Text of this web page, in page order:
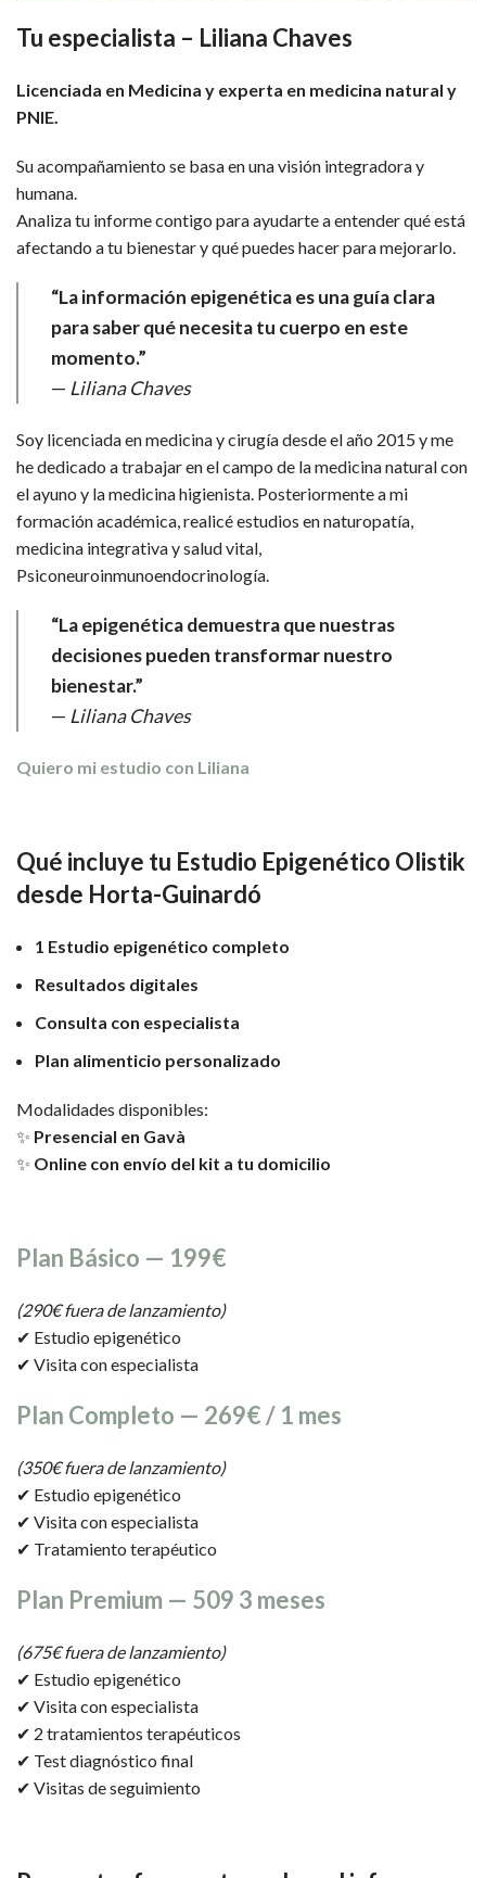
Tu especialista – Liliana Chaves
Licenciada en Medicina y experta en medicina natural y
PNIE.
Su acompañamiento se basa en una visión integradora y
humana.
Analiza tu informe contigo para ayudarte a entender qué está
afectando a tu bienestar y qué puedes hacer para mejorarlo.
“La información epigenética es una guía clara
para saber qué necesita tu cuerpo en este
momento.”
— Liliana Chaves
Soy licenciada en medicina y cirugía desde el año 2015 y me
he dedicado a trabajar en el campo de la medicina natural con
el ayuno y la medicina higienista. Posteriormente a mi
formación académica, realicé estudios en naturopatía,
medicina integrativa y salud vital,
Psiconeuroinmunoendocrinología.
“La epigenética demuestra que nuestras
decisiones pueden transformar nuestro
bienestar.”
— Liliana Chaves
Quiero mi estudio con Liliana
Qué incluye tu Estudio Epigenético Olistik
desde Horta-Guinardó
1 Estudio epigenético completo
Resultados digitales
Consulta con especialista
Plan alimenticio personalizado
Modalidades disponibles:
✨ Presencial en Gavà
✨ Online con envío del kit a tu domicilio
Plan Básico — 199€
(290€ fuera de lanzamiento)
✔ Estudio epigenético
✔ Visita con especialista
Plan Completo — 269€ / 1 mes
(350€ fuera de lanzamiento)
✔ Estudio epigenético
✔ Visita con especialista
✔ Tratamiento terapéutico
Plan Premium — 509 3 meses
(675€ fuera de lanzamiento)
✔ Estudio epigenético
✔ Visita con especialista
✔ 2 tratamientos terapéuticos
✔ Test diagnóstico final
✔ Visitas de seguimiento